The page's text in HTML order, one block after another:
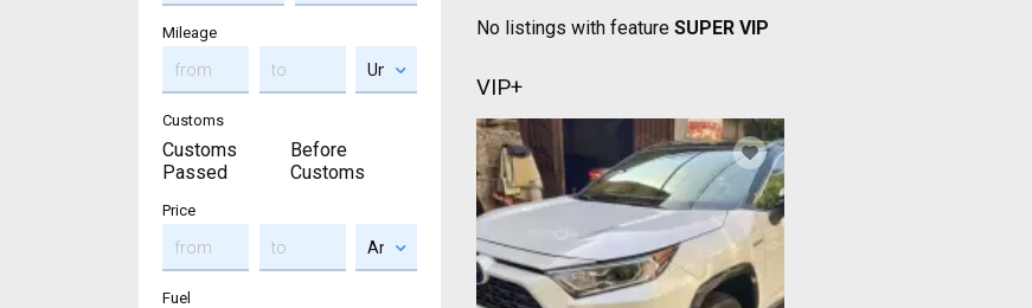
Mileage
Customs
Customs
Passed
Before
Customs
Price
Fuel
No listings with feature SUPER VIP
VIP+